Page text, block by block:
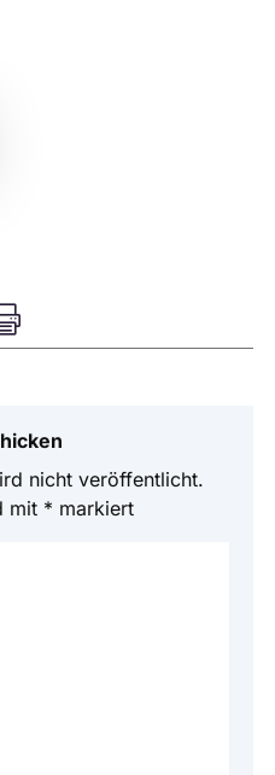
nicht veröffentlicht.
mit * markiert